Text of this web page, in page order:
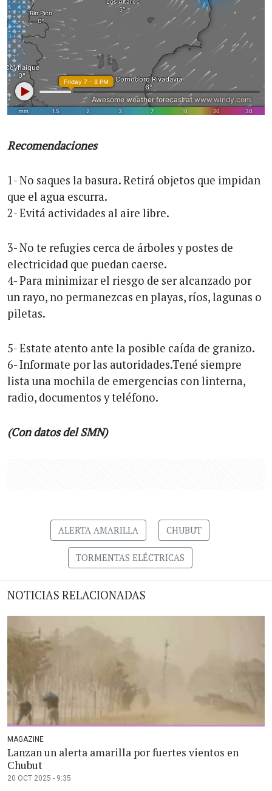
Recomendaciones
1- No saques la basura. Retirá objetos que impidan
que el agua escurra.
2- Evitá actividades al aire libre.
3- No te refugies cerca de árboles y postes de
electricidad que puedan caerse.
4- Para minimizar el riesgo de ser alcanzado por
un rayo, no permanezcas en playas, ríos, lagunas o
piletas.
5- Estate atento ante la posible caída de granizo.
6- Informate por las autoridades.Tené siempre
lista una mochila de emergencias con linterna,
radio, documentos y teléfono.
(Con datos del SMN)
ALERTA AMARILLA CHUBUT
TORMENTAS ELÉCTRICAS
NOTICIAS RELACIONADAS
MAGAZINE
Lanzan un alerta amarilla por fuertes vientos en
Chubut
20 OCT 2025 - 9:35